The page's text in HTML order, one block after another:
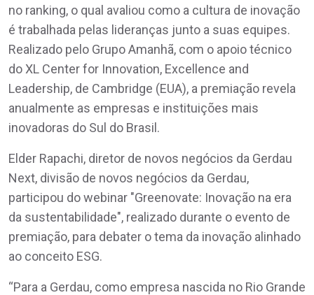
no ranking, o qual avaliou como a cultura de inovação
é trabalhada pelas lideranças junto a suas equipes.
Realizado pelo Grupo Amanhã, com o apoio técnico
do XL Center for Innovation, Excellence and
Leadership, de Cambridge (EUA), a premiação revela
anualmente as empresas e instituições mais
inovadoras do Sul do Brasil.
Elder Rapachi, diretor de novos negócios da Gerdau
Next, divisão de novos negócios da Gerdau,
participou do webinar "Greenovate: Inovação na era
da sustentabilidade", realizado durante o evento de
premiação, para debater o tema da inovação alinhado
ao conceito ESG.
“Para a Gerdau, como empresa nascida no Rio Grande